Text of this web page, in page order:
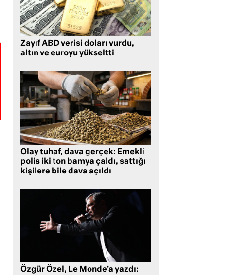
Zayıf ABD verisi doları vurdu,
altın ve euroyu yükseltti
Olay tuhaf, dava gerçek: Emekli
polis iki ton bamya çaldı, sattığı
kişilere bile dava açıldı
Özgür Özel, Le Monde’a yazdı: